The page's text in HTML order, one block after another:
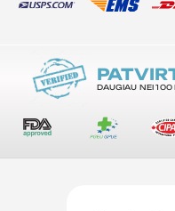
DAUGIAU NEI 100